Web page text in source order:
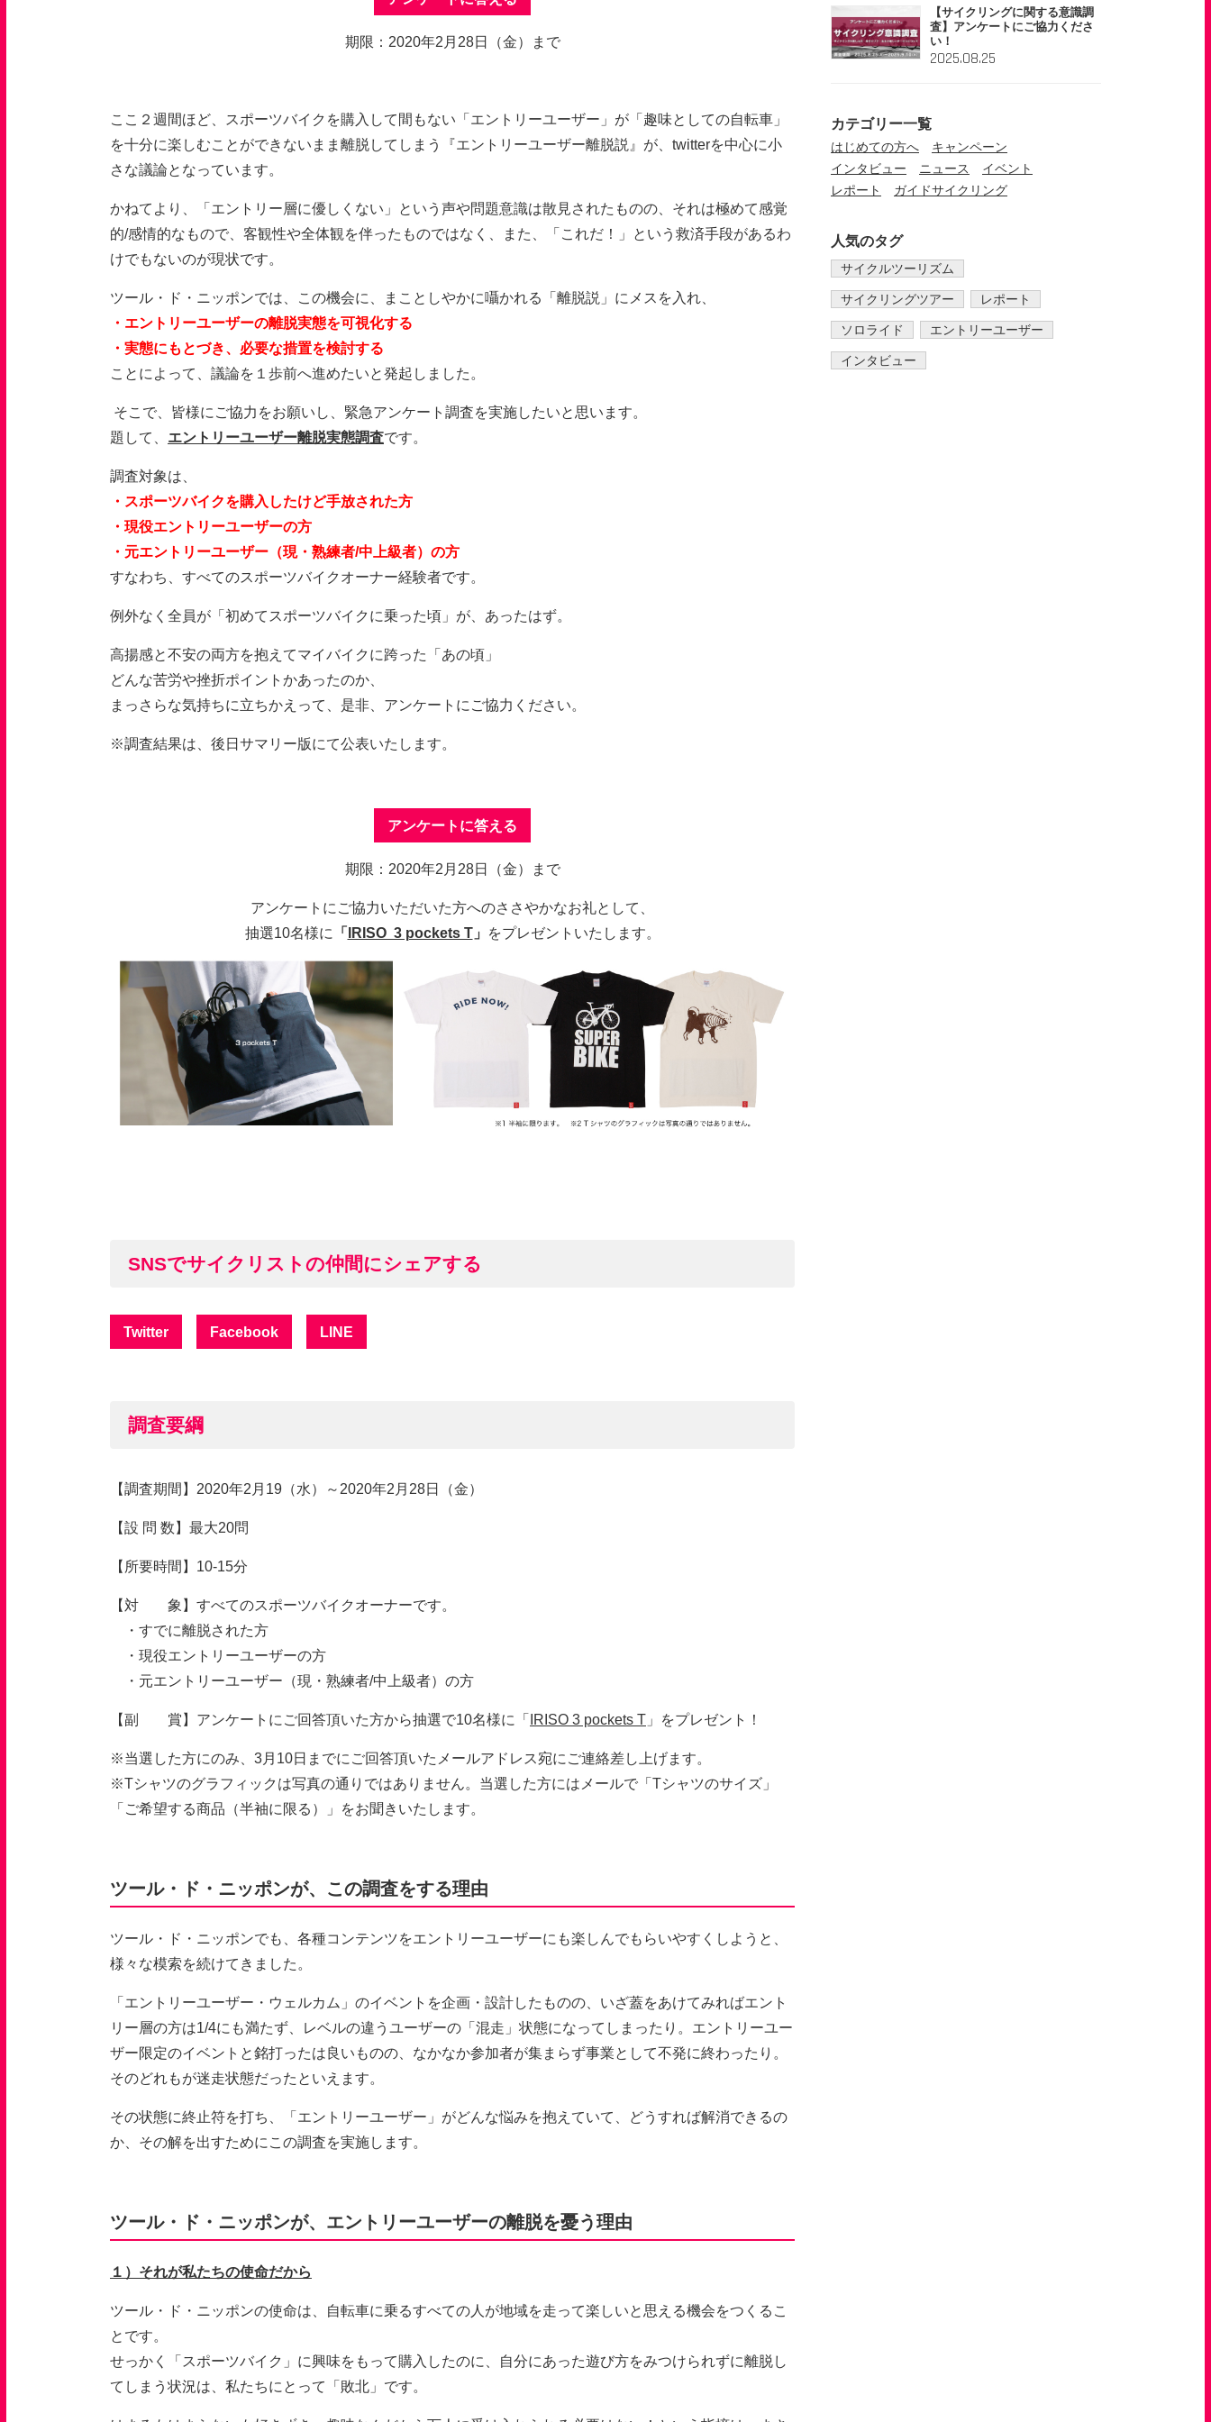
期限：2020年2月28日（金）まで
ここ２週間ほど、スポーツバイクを購入して間もない「エントリーユーザー」が「趣味としての自転車」
を十分に楽しむことができないまま離脱してしまう『エントリーユーザー離脱説』が、 twitterを中心に小
さな議論となっています。
かねてより、「エントリー層に優しくない」という声や問題意識は散見されたものの、それは極めて感覚
的/感情的なもので、客観性や全体観を伴ったものではなく、また、「これだ！」という救済手段があるわ
けでもないのが現状です。
ツール・ド・ニッポンでは、この機会に、まことしやかに囁かれる「離脱説」にメスを入れ、
・エントリーユーザーの離脱実態を可視化する
・実態にもとづき、必要な措置を検討する
ことによって、議論を１歩前へ進めたいと発起しました。
そこで、皆様にご協力をお願いし、緊急アンケート調査を実施したいと思います。
題して、 エントリーユーザー離脱実態調査です。
調査対象は、
・スポーツバイクを購入したけど手放された方
・現役エントリーユーザーの方
・元エントリーユーザー（現・熟練者/中上級者）の方
すなわち、すべてのスポーツバイクオーナー経験者です。
例外なく全員が「初めてスポーツバイクに乗った頃」が、あったはず。
高揚感と不安の両方を抱えてマイバイクに跨った「あの頃」
どんな苦労や挫折ポイントかあったのか、
まっさらな気持ちに立ちかえって、是非、アンケートにご協力ください。
※調査結果は、後日サマリー版にて公表いたします。
アンケートに答える
期限：2020年2月28日（金）まで
アンケートにご協力いただいた方へのささやかなお礼として、
抽選10名様に 「IRISO 3 pockets T」 をプレゼントいたします。
SNSでサイクリストの仲間にシェアする
Twitter Facebook LINE
調査要綱
【調査期間】 2020年2 月 19 （水）～ 2020年2 月 28日（金）
【設 問 数】最大20問
【所要時間】 10-15分
【対 象】すべてのスポーツバイクオーナーです。
・すでに離脱された方
・現役エントリーユーザーの方
・元エントリーユーザー（現・熟練者/中上級者）の方
【副 賞】アンケートにご回答頂いた方から抽選で10名様に「IRISO 3 pockets T 」をプレゼント！
※当選した方にのみ、3月10日までにご回答頂いたメールアドレス宛にご連絡差し上げます。
※Tシャツのグラフィックは写真の通りではありません。当選した方にはメールで「Tシャツのサイズ」
「ご希望する商品（半袖に限る）」をお聞きいたします。
ツール・ド・ニッポンが、この調査をする理由
ツール・ド・ニッポンでも、各種コンテンツをエントリーユーザーにも楽しんでもらいやすくしようと、
様々な模索を続けてきました。
「エントリーユーザー・ウェルカム」のイベントを企画・設計したものの、いざ蓋をあけてみればエント
リー層の方は1/4にも満たず、レベルの違うユーザーの「混走」状態になってしまったり。エントリーユー
ザー限定のイベントと銘打ったは良いものの、なかなか参加者が集まらず事業として不発に終わったり。
そのどれもが迷走状態だったといえます。
その状態に終止符を打ち、「エントリーユーザー」がどんな悩みを抱えていて、どうすれば解消できるの
か、その解を出すためにこの調査を実施します。
ツール・ド・ニッポンが、エントリーユーザーの離脱を憂う理由
１）それが私たちの使命だから
ツール・ド・ニッポンの使命は、自転車に乗るすべての人が地域を走って楽しいと思える機会をつくるこ
とです。
せっかく「スポーツバイク」に興味をもって購入したのに、自分にあった遊び方をみつけられずに離脱し
てしまう状況は、私たちにとって「敗北」です。
【サイクリングに関する意識調
査】アンケートにご協力くださ
い！
2025.08.25
カテゴリー一覧
はじめての方へ
キャンペーン
インタビュー
ニュース
イベント
レポート
ガイドサイクリング
人気のタグ
サイクルツーリズム
サイクリングツアー レポート
ソロライド エントリーユーザー
インタビュー